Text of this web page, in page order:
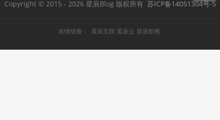
Copyright © 2015 - 2026 星辰Blog 版权所有 苏ICP备14051304号-5
友情链接： 星辰互联 星辰云 星辰影视